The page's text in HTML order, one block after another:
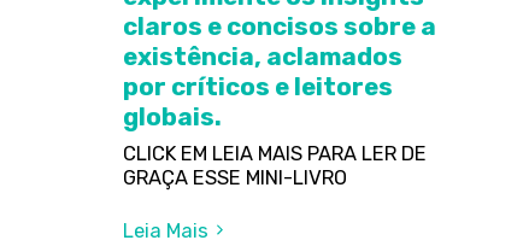
claros e concisos sobre a
existência, aclamados
por críticos e leitores
globais.
CLICK EM LEIA MAIS PARA LER DE
GRAÇA ESSE MINI-LIVRO
Leia Mais